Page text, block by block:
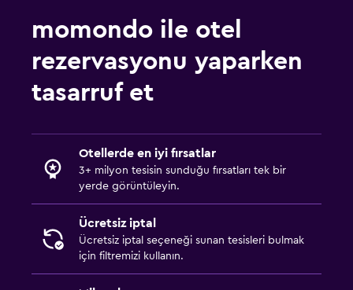
momondo ile otel
rezervasyonu yaparken
tasarruf et
Otellerde en iyi fırsatlar
3+ milyon tesisin sunduğu fırsatları tek bir
yerde görüntüleyin.
Ücretsiz iptal
Ücretsiz iptal seçeneği sunan tesisleri bulmak
için filtremizi kullanın.